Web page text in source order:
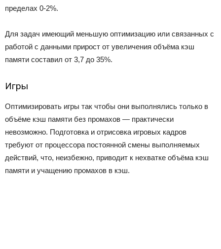
пределах 0-2%.
Для задач имеющий меньшую оптимизацию или связанных с
работой с данными прирост от увеличения объёма кэш
памяти составил от 3,7 до 35%.
Игры
Оптимизировать игры так чтобы они выполнялись только в
объёме кэш памяти без промахов — практически
невозможно. Подготовка и отрисовка игровых кадров
требуют от процессора постоянной смены выполняемых
действий, что, неизбежно, приводит к нехватке объёма кэш
памяти и учащению промахов в кэш.